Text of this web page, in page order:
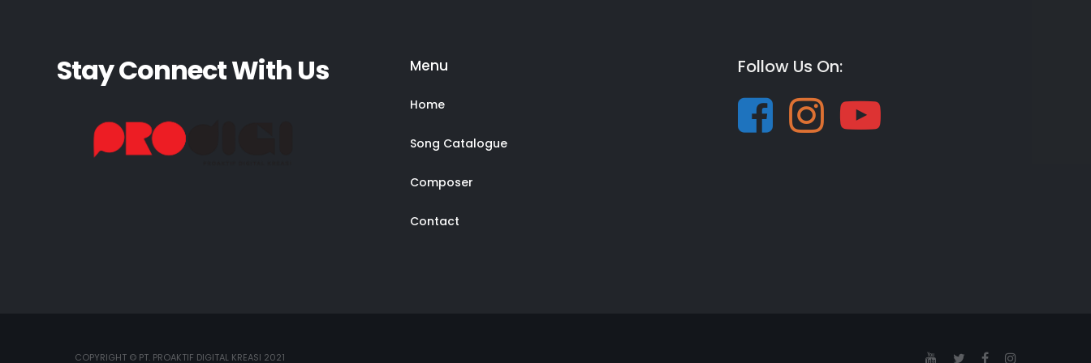
Stay Connect With Us Menu
Home
Song Catalogue
Composer
Contact
Follow Us On:
COPYRIGHT © PT. PROAKTIF DIGITAL KREASI 2021